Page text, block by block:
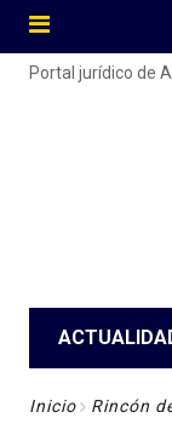
Portal jurídico de
Inicio Rincón